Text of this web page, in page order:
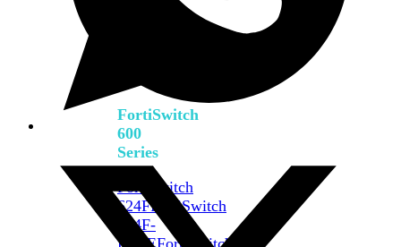
FortiSwitch
600
Series
FortiSwitch
624FFortiSwitch
624F-
FPOEFortiSwitch